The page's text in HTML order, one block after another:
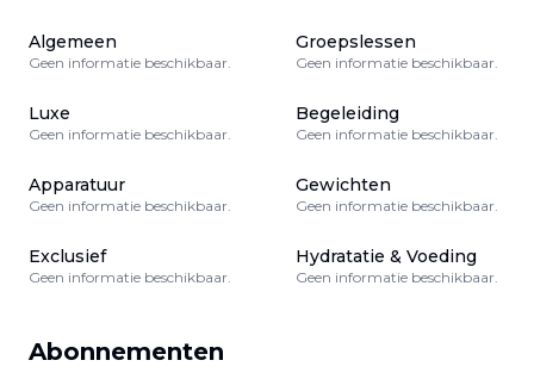
Algemeen
Geen informatie beschikbaar.
Groepslessen
Geen informatie beschikbaar.
Luxe
Geen informatie beschikbaar.
Begeleiding
Geen informatie beschikbaar.
Apparatuur
Geen informatie beschikbaar.
Gewichten
Geen informatie beschikbaar.
Exclusief
Geen informatie beschikbaar.
Hydratatie & Voeding
Geen informatie beschikbaar.
Abonnementen